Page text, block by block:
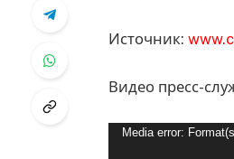
Источник:
Видео пресс-
Видеоплеер
Media error: